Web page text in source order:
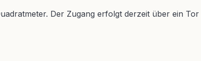
Der Zugang erfolgt derzeit über ein Tor